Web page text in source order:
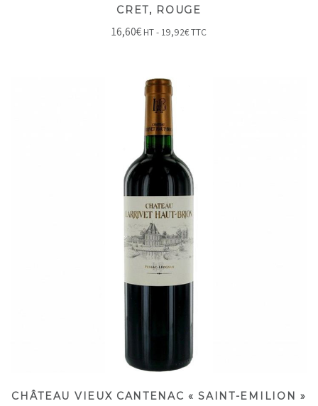
CRET, ROUGE
16,60€ HT - 19,92€TTC
CHÂTEAU VIEUX CANTENAC « SAINT-EMILION »